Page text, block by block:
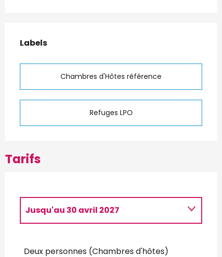
Offres de prestations
Labels
Labels
Chambres d'Hôtes référence
Refuges LPO
Tarifs
Jusqu'au 30 avril 2027
Deux personnes (Chambres d'hôtes)